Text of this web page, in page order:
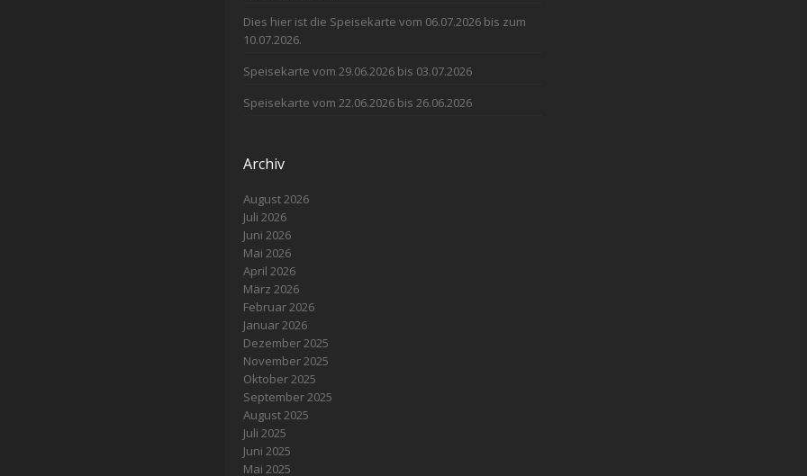
Dies hier ist die Speisekarte vom 06.07.2026 bis zum
10.07.2026.
Speisekarte vom 29.06.2026 bis 03.07.2026
Speisekarte vom 22.06.2026 bis 26.06.2026
Archiv
August 2026
Juli 2026
Juni 2026
Mai 2026
April 2026
März 2026
Februar 2026
Januar 2026
Dezember 2025
November 2025
Oktober 2025
September 2025
August 2025
Juli 2025
Juni 2025
Mai 2025